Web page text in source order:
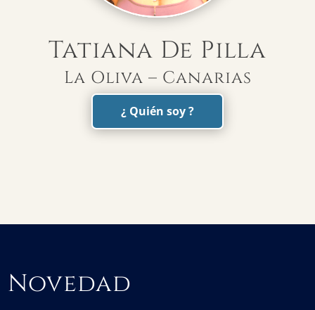
Tatiana De Pilla
La Oliva – Canarias
¿ Quién soy ?
Novedad